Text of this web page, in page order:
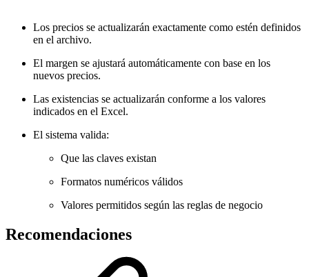
Los precios se actualizarán exactamente como estén definidos
en el archivo.
El margen se ajustará automáticamente con base en los
nuevos precios.
Las existencias se actualizarán conforme a los valores
indicados en el Excel.
El sistema valida:
Que las claves existan
Formatos numéricos válidos
Valores permitidos según las reglas de negocio
Recomendaciones